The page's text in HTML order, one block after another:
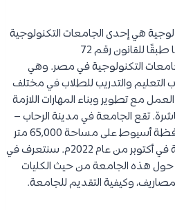
هي إحدى الجامعات التكنولوجية
الحكومية في مصر، تم إنشاؤها طبقًا للقانون رقم 72
الجامعات التكنولوجية في مصر. وهي
والتدريب للطلاب في مختلف
مع تطوير وبناء المهارات اللازمة
تقع الجامعة في مدينة الرحاب –
مدينة أسيوط الجديدة – محافظة أسيوط على مساحة 65,000 متر
مربع. بدأت الدراسة في الجامعة في أكتوبر من عام 2022م. سنتعرف في
حول هذه الجامعة من حيث الكليات
وكيفية التقديم للجامعة.